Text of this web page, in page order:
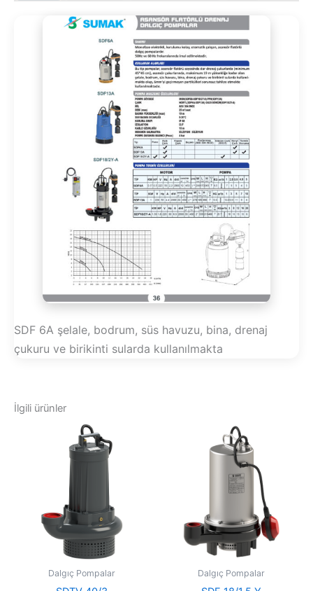
SDF 6A şelale, bodrum, süs havuzu, bina, drenaj
çukuru ve birikinti sularda kullanılmakta
İlgili ürünler
Dalgıç Pompalar Dalgıç Pompalar